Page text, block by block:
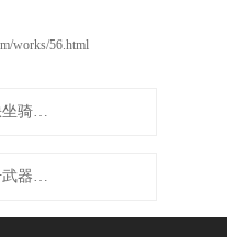
works/56.html
魔兽世界：稀缺坐骑获取秘籍
魔兽中快速提升武器熟练度的秘诀